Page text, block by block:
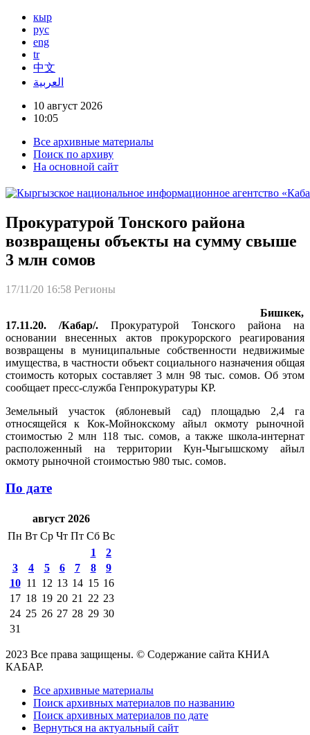
кыр
рус
eng
tr
中文
العربية
10 август 2026
10:05
Все архивные материалы
Поиск по архиву
На основной сайт
Прокуратурой Тонского района
возвращены объекты на сумму свыше
3 млн сомов
17/11/20 16:58 Регионы
Бишкек,
17.11.20. /Кабар/. Прокуратурой Тонского района на
основании внесенных актов прокурорского реагирования
возвращены в муниципальные собственности недвижимые
имущества, в частности объект социального назначения общая
стоимость которых составляет 3 млн 98 тыс. сомов. Об этом
сообщает пресс-служба Генпрокуратуры КР.
Земельный участок (яблоневый сад) площадью 2,4 га
относящейся к Кок-Мойнокскому айыл окмоту рыночной
стоимостью 2 млн 118 тыс. сомов, а также школа-интернат
расположенный на территории Кун-Чыгышскому айыл
окмоту рыночной стоимостью 980 тыс. сомов.
По дате
август 2026
Пн Вт Ср Чт Пт Сб Вс
1
2
3
4 5 6 7 8
9
10 11 12 13 14 15 16
17 18 19 20 21 22 23
24 25 26 27 28 29 30
31
2023 Все права защищены. © Содержание сайта КНИА
КАБАР.
Все архивные материалы
Поиск архивных материалов по названию
Поиск архивных материалов по дате
Вернуться на актуальный сайт